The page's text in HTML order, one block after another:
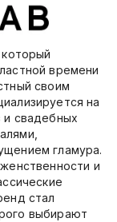
времени
своим
на
и свадебных
гламура.
и
стал
выбирают